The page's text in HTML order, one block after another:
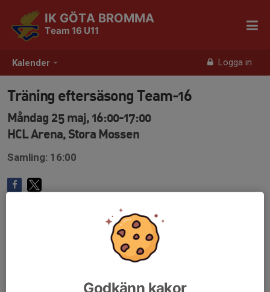
Kalender Logga in
IK GÖTA BROMMA
Team 16 U11
Träning eftersäsong Team-16
Måndag 25 maj, 16:00-17:00
HCL Arena, Stora Mossen
Samling: 16:00
Godkänn kakor